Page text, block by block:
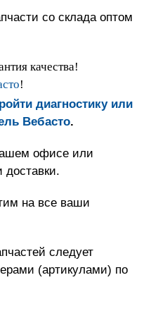
со склада оптом
качества!
!
диагностику или
Вебасто.
офисе или
доставки.
на все ваши
следует
(артикулами) по